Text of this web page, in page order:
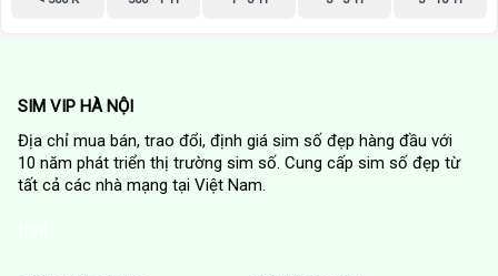
SIM VIP HÀ NỘI
Địa chỉ mua bán, trao đổi, định giá sim số đẹp hàng đầu với
10 năm phát triển thị trường sim số. Cung cấp sim số đẹp từ
tất cả các nhà mạng tại Việt Nam.